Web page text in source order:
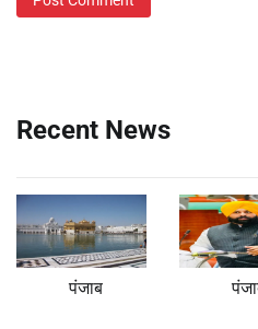
Recent News
पंजाब